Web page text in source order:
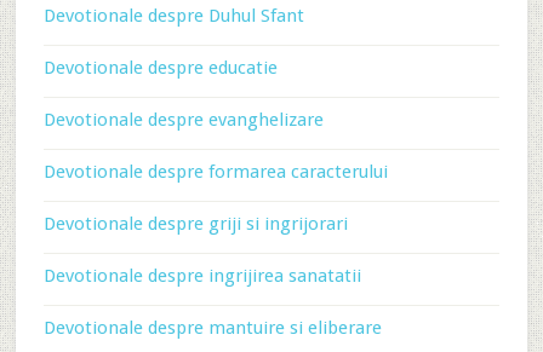
Devotionale despre Duhul Sfant
Devotionale despre educatie
Devotionale despre evanghelizare
Devotionale despre formarea caracterului
Devotionale despre griji si ingrijorari
Devotionale despre ingrijirea sanatatii
Devotionale despre mantuire si eliberare